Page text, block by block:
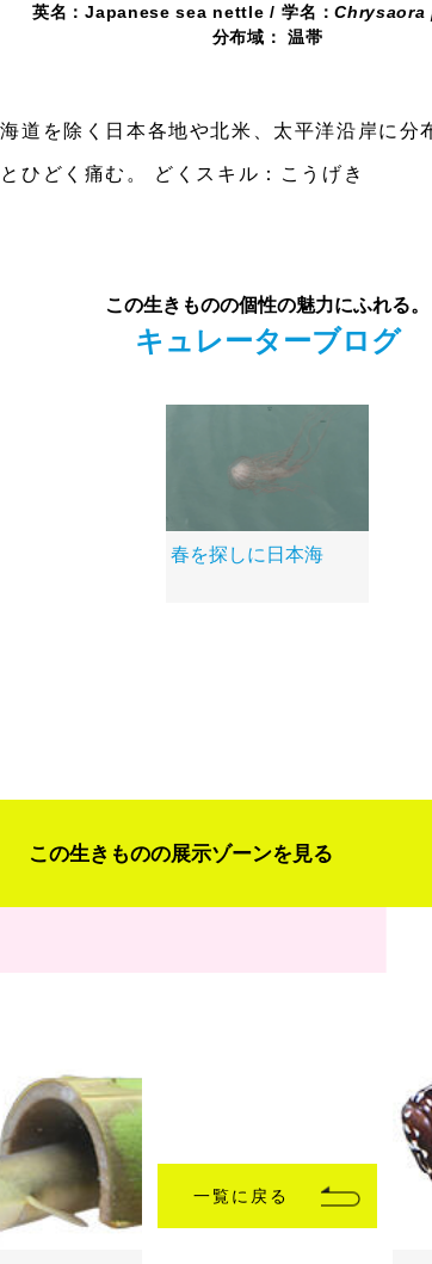
英名：Japanese sea nettle 学名：Chrysaora
分布域： 温帯
道を除く日本各地や北米、太平洋沿岸に分
ひどく痛む。 どくスキル：こうげき
この生きものの個性の魅力にふれる。
キュレーターブログ
春を探しに日本海
この生きものの展示ゾーンを見る
一覧に戻る